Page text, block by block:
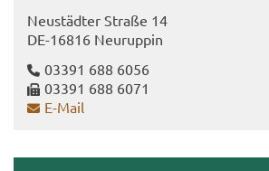
Neu­städ­ter Stra­ße 14
DE-​16816 Neu­rup­pin
03391 688 6056
03391 688 6071
E-​Mail